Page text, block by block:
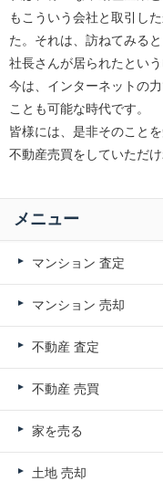
もこういう会社と取引し
た。それは、訪ねてみる
社長さんが居られたという
今は、インターネットの
ことも可能な時代です。
皆様には、是非そのこと
不動産売買をしていただ
メニュー
マンション 査定
マンション 売却
不動産 査定
不動産 売買
家を売る
土地 売却